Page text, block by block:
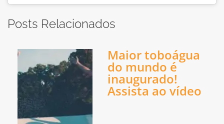
Posts Relacionados
Maior toboágua
do mundo é
inaugurado!
Assista ao vídeo